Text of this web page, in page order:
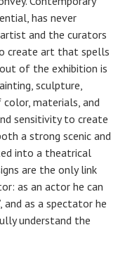
has never
and the curators
create art that spells
of the exhibition is
sculpture,
materials, and
sensitivity to create
a strong scenic and
into a theatrical
are the only link
as an actor he can
and as a spectator he
understand the